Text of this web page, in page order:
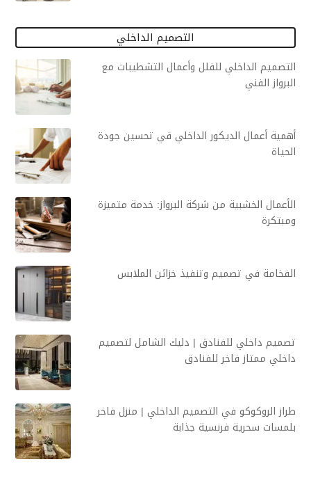
التصميم الداخلي
التصميم الداخلي للفلل وأعمال التشطيبات مع
البرواز الفني
أهمية أعمال الديكور الداخلي في تحسين جودة
الحياة
الأعمال الخشبية من شركة البرواز: خدمة متميزة
ومبتكرة
الفخامة في تصميم وتنفيذ خزائن الملابس
تصميم داخلي للفنادق | دليك الشامل لتصميم
داخلي ممتاز فاخر للفنادق
طراز الروكوكو في التصميم الداخلي | منزل فاخر
بلمسات سحرية فرنسية جذابة